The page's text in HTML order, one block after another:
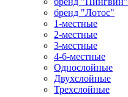
бренд "Лотос"
1-местные
2-местные
3-местные
4-6-местные
Однослойные
Двухслойные
Трехслойные